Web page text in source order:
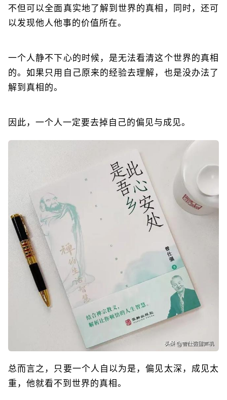
不但可以全面真实地了解到世界的真相，同时，还可
以发现他人他事的价值所在。
一个人静不下心的时候，是无法看清这个世界的真相
的。如果只用自己原来的经验去理解，也是没办法了
解到真相的。
因此，一个人一定要去掉自己的偏见与成见。
总而言之，只要一个人自以为是，偏见太深，成见太
重，他就看不到世界的真相。